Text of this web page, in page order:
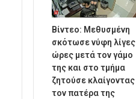
Βίντεο: Μεθυσμένη
σκότωσε νύφη λίγες
ώρες μετά τον γάμο
της και στο τμήμα
ζητούσε κλαίγοντας
τον πατέρα της